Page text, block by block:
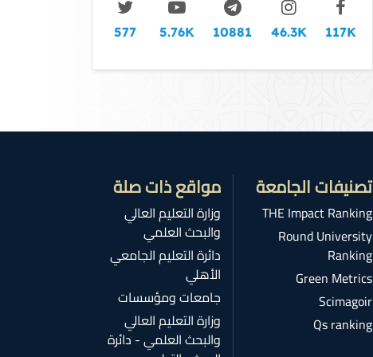
117K
46.3K
10881
5.76K
577
تصنيفات الجامعة
THE Impact Ranking
Round University
Ranking
Green Metrics
Scimagoir
Qs ranking
مواقع ذات صلة
وزارة التعليم العالي
والبحث العلمي
دائرة التعليم الجامعي
الأهلي
جامعات ومؤسسات
وزارة التعليم العالي
والبحث العلمي - دائرة